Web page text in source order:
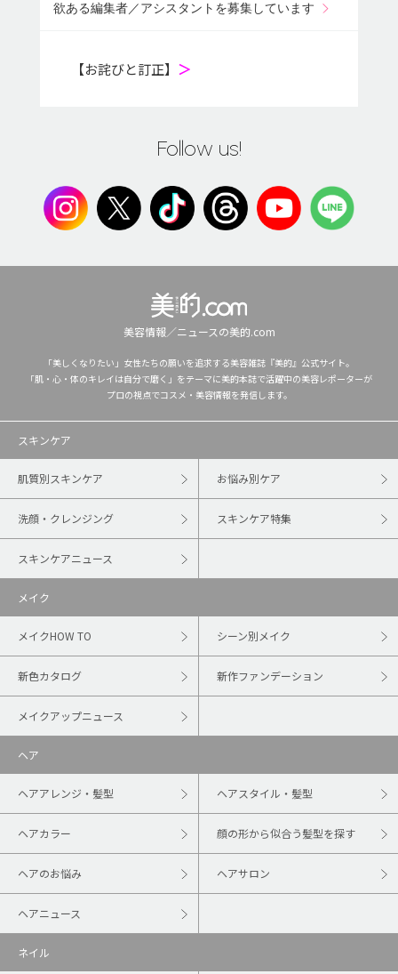
欲ある編集者／アシスタントを募集しています
【お詫びと訂正】 ＞
Follow us!
美容情報／ニュースの美的.com
「美しくなりたい」女性たちの願いを追求する美容雑誌『美的』公式サイト。
「肌・心・体のキレイは自分で磨く」をテーマに美的本誌で活躍中の美容レポーターが
プロの視点でコスメ・美容情報を発信します。
スキンケア
肌質別スキンケア お悩み別ケア
洗顔・クレンジング スキンケア特集
スキンケアニュース
メイク
メイクHOW TO シーン別メイク
新色カタログ 新作ファンデーション
メイクアップニュース
ヘア
ヘアアレンジ・髪型 ヘアスタイル・髪型
ヘアカラー 顔の形から似合う髪型を探す
ヘアのお悩み ヘアサロン
ヘアニュース
ネイル